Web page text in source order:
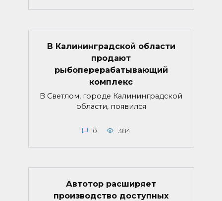
В Калининградской области
продают
рыбоперерабатывающий
комплекс
В Светлом, городе Калининградской
области, появился
0 384
Автотор расширяет
производство доступных